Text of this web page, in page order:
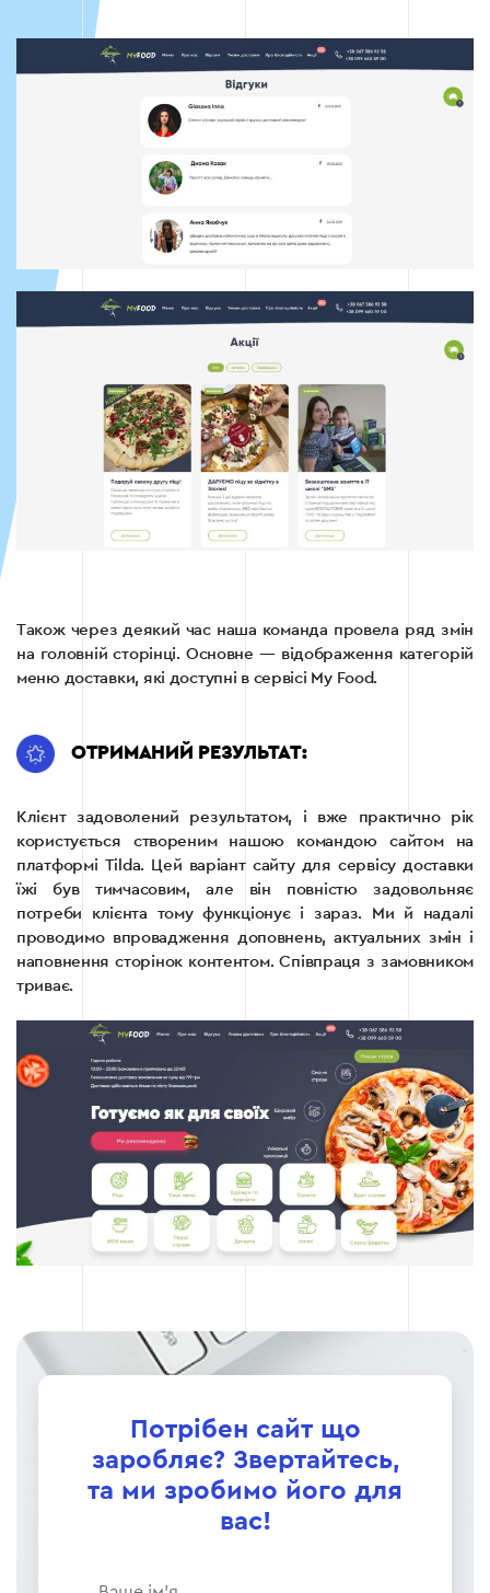
Також через деякий час наша команда провела ряд змін
на головній сторінці. Основне — відображення категорій
меню доставки, які доступні в сервісі My Food.
ОТРИМАНИЙ РЕЗУЛЬТАТ:
Клієнт задоволений результатом, і вже практично рік
користується створеним нашою командою сайтом на
платформі Tilda. Цей варіант сайту для сервісу доставки
їжі був тимчасовим, але він повністю задовольняє
потреби клієнта тому функціонує і зараз. Ми й надалі
проводимо впровадження доповнень, актуальних змін і
наповнення сторінок контентом. Співпраця з замовником
триває.
Потрібен сайт що
заробляє? Звертайтесь,
та ми зробимо його для
вас!